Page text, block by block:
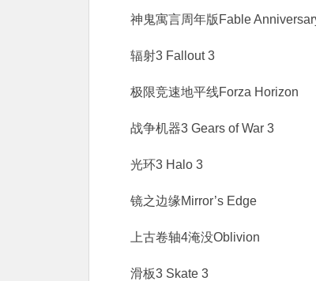
神鬼寓言周年版Fable
辐射3 Fallout 3
极限竞速地平线Forza Horizon
战争机器3 Gears of War 3
光环3 Halo 3
镜之边缘Mirror’s Edge
上古卷轴4淹没Oblivion
滑板3 Skate 3